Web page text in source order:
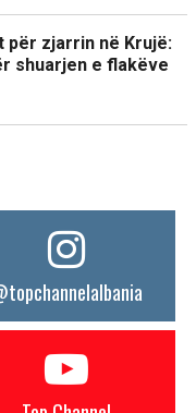
për zjarrin në Krujë:
shuarjen e flakëve